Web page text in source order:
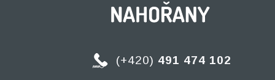
(+420) 491 474 102